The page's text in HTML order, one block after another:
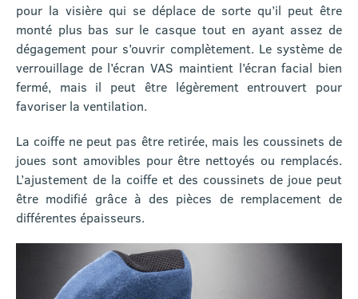
pour la visière qui se déplace de sorte qu’il peut être
monté plus bas sur le casque tout en ayant assez de
dégagement pour s’ouvrir complètement. Le système de
verrouillage de l’écran VAS maintient l’écran facial bien
fermé, mais il peut être légèrement entrouvert pour
favoriser la ventilation.
La coiffe ne peut pas être retirée, mais les coussinets de
joues sont amovibles pour être nettoyés ou remplacés.
L’ajustement de la coiffe et des coussinets de joue peut
être modifié grâce à des pièces de remplacement de
différentes épaisseurs.